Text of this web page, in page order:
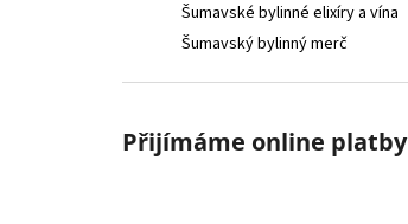
Šumavské bylinné elixíry a vína
Šumavský bylinný merč
Přijímáme online platby